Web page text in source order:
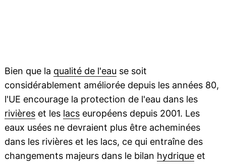
Bien que la qualité de l'eau se soit
considérablement améliorée depuis les années 80,
l'UE encourage la protection de l'eau dans les
rivièreset les lacseuropéens depuis 2001. Les
eaux usées ne devraient plus être acheminées
dans les rivières et les lacs, ce qui entraîne des
changements majeurs dans le bilan hydriqueet